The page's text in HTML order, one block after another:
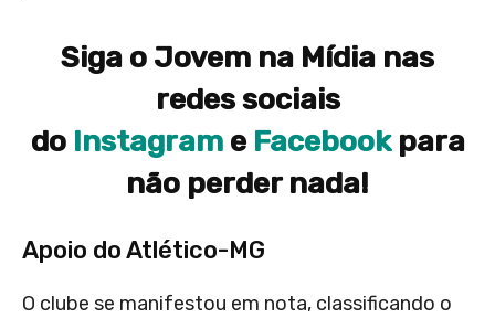
Siga o Jovem na Mídia nas
redes sociais
do Instagram e Facebookpara
não perder nada!
Apoio do Atlético-MG
O clube se manifestou em nota, classificando o